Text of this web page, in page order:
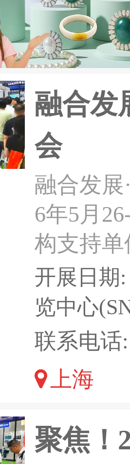
融合发
会
融合发展
6年5月
构支持
位：上
会展(集
备博览
统、推
性城市
开展日期
览中心
联系电话
上海
聚焦！